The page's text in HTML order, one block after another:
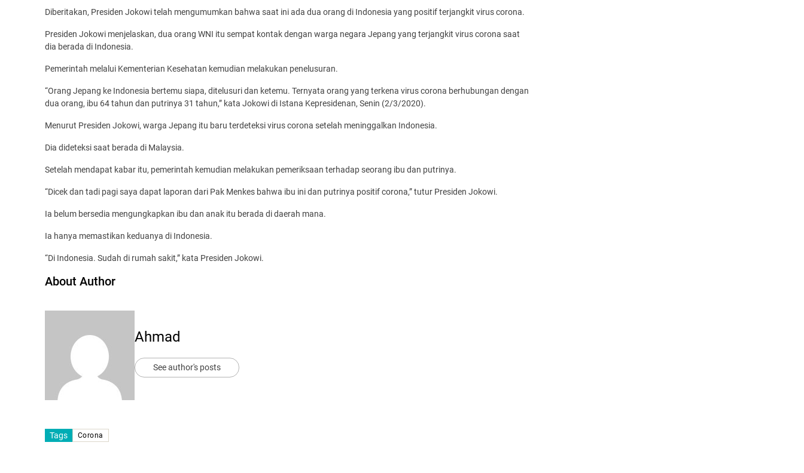
Diberitakan, Presiden Jokowi telah mengumumkan bahwa saat ini ada dua orang di Indonesia yang positif terjangkit virus corona.
Presiden Jokowi menjelaskan, dua orang WNI itu sempat kontak dengan warga negara Jepang yang terjangkit virus corona saat
dia berada di Indonesia.
Pemerintah melalui Kementerian Kesehatan kemudian melakukan penelusuran.
“Orang Jepang ke Indonesia bertemu siapa, ditelusuri dan ketemu. Ternyata orang yang terkena virus corona berhubungan dengan
dua orang, ibu 64 tahun dan putrinya 31 tahun,” kata Jokowi di Istana Kepresidenan, Senin (2/3/2020).
Menurut Presiden Jokowi, warga Jepang itu baru terdeteksi virus corona setelah meninggalkan Indonesia.
Dia dideteksi saat berada di Malaysia.
Setelah mendapat kabar itu, pemerintah kemudian melakukan pemeriksaan terhadap seorang ibu dan putrinya.
“Dicek dan tadi pagi saya dapat laporan dari Pak Menkes bahwa ibu ini dan putrinya positif corona,” tutur Presiden Jokowi.
Ia belum bersedia mengungkapkan ibu dan anak itu berada di daerah mana.
Ia hanya memastikan keduanya di Indonesia.
“Di Indonesia. Sudah di rumah sakit,” kata Presiden Jokowi.
About Author
Ahmad
See author's posts
Tags Corona